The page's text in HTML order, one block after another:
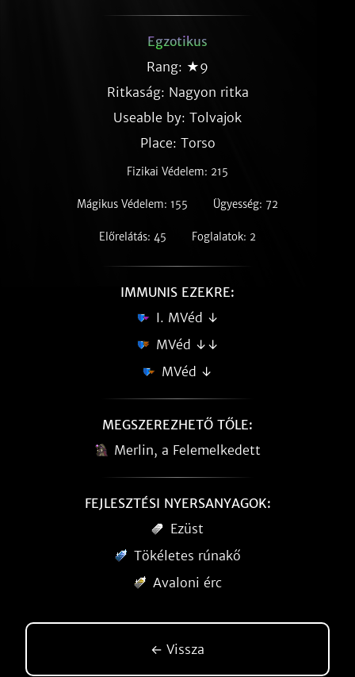
Egzotikus
Rang: ★9
Ritkaság: Nagyon ritka
Useable by: Tolvajok
Place: Torso
Fizikai Védelem: 215
Mágikus Védelem: 155 Ügyesség: 72
Előrelátás: 45 Foglalatok: 2
IMMUNIS EZEKRE:
I. MVéd ↓
MVéd ↓↓
MVéd ↓
MEGSZEREZHETŐ TŐLE:
Merlin, a Felemelkedett
FEJLESZTÉSI NYERSANYAGOK:
Ezüst
Tökéletes rúnakő
Avaloni érc
← Vissza